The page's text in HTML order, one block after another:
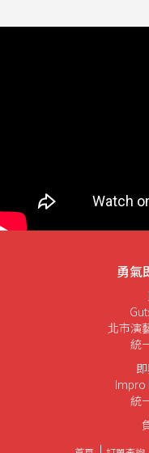
勇氣
北市演
統
Impro
統